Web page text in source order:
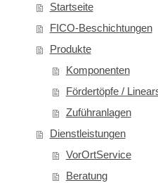
Startseite
FICO-Beschichtungen
Produkte
Komponenten
Fördertöpfe /
Zuführanlagen
Dienstleistungen
VorOrtService
Beratung